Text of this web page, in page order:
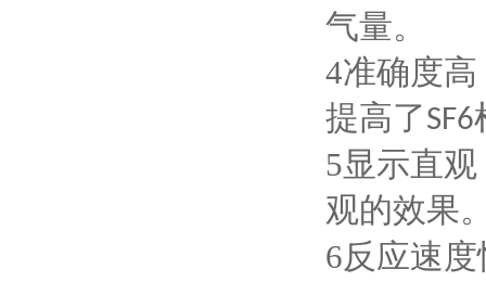
气量。
4准确度
提高了SF6
5显示直
观的效果
6反应速